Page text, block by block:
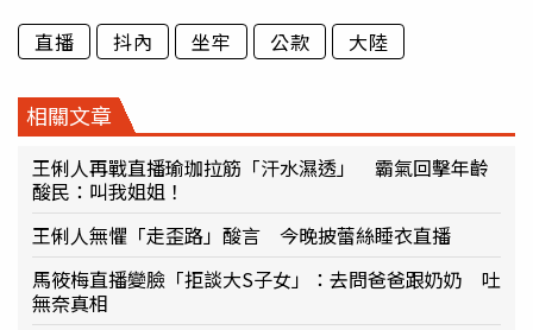
直播 抖內 坐牢 公款 大陸
相關文章
王俐人再戰直播瑜珈拉筋「汗水濕透」 霸氣回擊年齡
酸民：叫我姐姐！
王俐人無懼「走歪路」酸言 今晚披蕾絲睡衣直播
馬筱梅直播變臉「拒談大S子女」：去問爸爸跟奶奶 吐
無奈真相